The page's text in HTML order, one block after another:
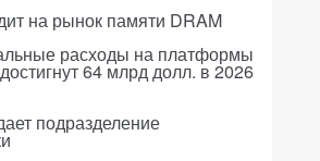
на рынок памяти DRAM
расходы на платформы
64 млрд долл. в 2026
подразделение